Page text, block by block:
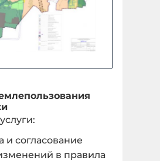
и согласование
в правила